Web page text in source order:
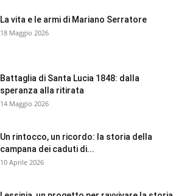
La vita e le armi di Mariano Serratore
18 Maggio 2026
Battaglia di Santa Lucia 1848: dalla
speranza alla ritirata
14 Maggio 2026
Un rintocco, un ricordo: la storia della
campana dei caduti di...
10 Aprile 2026